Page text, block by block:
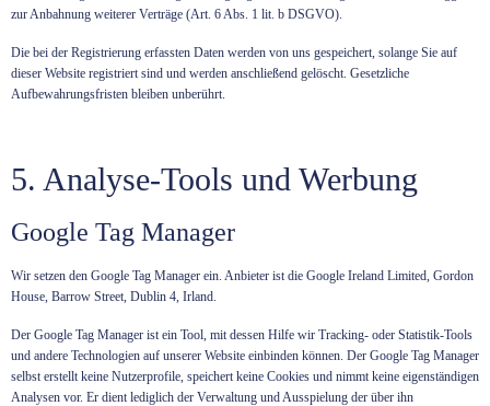
zur Anbahnung weiterer Verträge (Art. 6 Abs. 1 lit. b DSGVO).
Die bei der Registrierung erfassten Daten werden von uns gespeichert, solange Sie auf
dieser Website registriert sind und werden anschließend gelöscht. Gesetzliche
Aufbewahrungsfristen bleiben unberührt.
5. Analyse-Tools und Werbung
Google Tag Manager
Wir setzen den Google Tag Manager ein. Anbieter ist die Google Ireland Limited, Gordon
House, Barrow Street, Dublin 4, Irland.
Der Google Tag Manager ist ein Tool, mit dessen Hilfe wir Tracking- oder Statistik-Tools
und andere Technologien auf unserer Website einbinden können. Der Google Tag Manager
selbst erstellt keine Nutzerprofile, speichert keine Cookies und nimmt keine eigenständigen
Analysen vor. Er dient lediglich der Verwaltung und Ausspielung der über ihn